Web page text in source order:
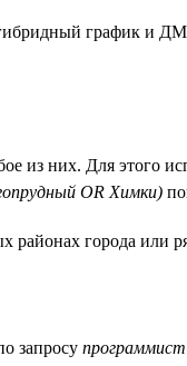
график и
из них. Для этого
OR Химки)
районах города
запросу